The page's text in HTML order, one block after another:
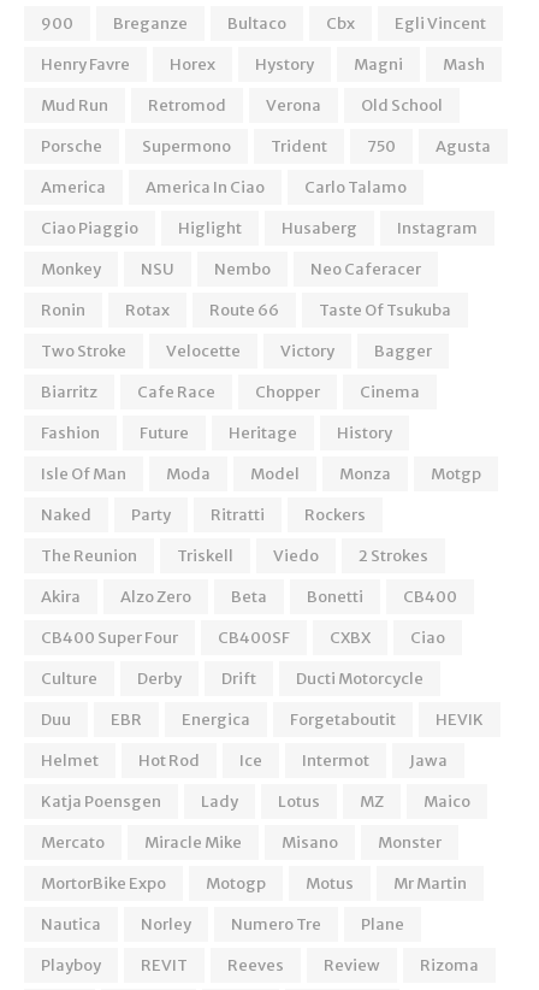
900
Breganze Bultaco Cbx
Egli Vincent
Henry Favre
Horex Hystory Magni
Mash
Mud Run
Retromod Verona
Old School
Porsche
Supermono Trident 750
Agusta
America
America In Ciao
Carlo Talamo
Ciao Piaggio
Higlight Husaberg
Instagram
Monkey
NSU Nembo
Neo Caferacer
Ronin
Rotax Route 66
Taste Of Tsukuba
Two Stroke
Velocette Victory
Bagger
Biarritz
Cafe Race Chopper
Cinema
Fashion
Future Heritage
History
Isle Of Man
Moda Model Monza
Motgp
Naked
Party Ritratti
Rockers
The Reunion
Triskell Viedo
2 Strokes
Akira
Alzo Zero Beta Bonetti
CB400
CB400 Super Four
CB400SF CXBX
Ciao
Culture
Derby Drift
Ducti Motorcycle
Duu
EBR Energica Forgetaboutit
HEVIK
Helmet
Hot Rod Ice Intermot
Jawa
Katja Poensgen
Lady Lotus MZ
Maico
Mercato
Miracle Mike Misano
Monster
MortorBike Expo
Motogp Motus
Mr Martin
Nautica
Norley Numero Tre
Plane
Playboy
REVIT Reeves Review
Rizoma